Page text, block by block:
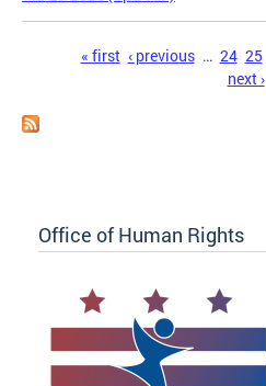
« first ‹ previous … 24 25
next ›
Office of Human Rights